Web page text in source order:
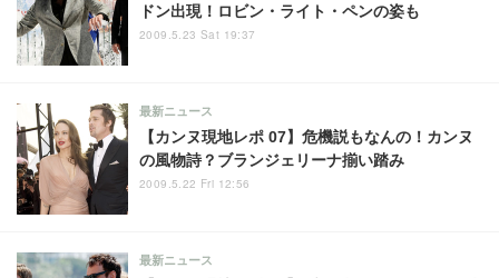
ドン出現！ロビン・ライト・ペンの姿も
2009.5.23 Sat 19:37
【カンヌ現地レポ 07】危機説もなんの！カンヌ
の風物詩？ブランジェリーナ揃い踏み
最新ニュース
2009.5.22 Fri 12:56
最新ニュース